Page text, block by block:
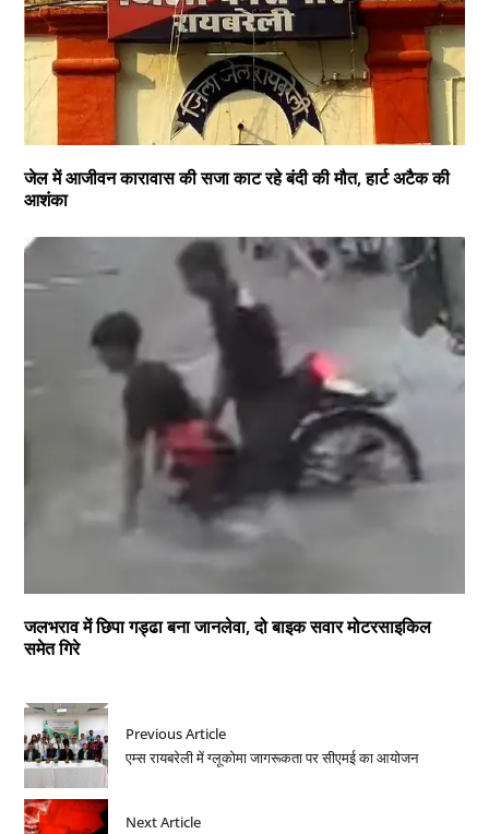
जेल में आजीवन कारावास की सजा काट रहे बंदी की मौत, हार्ट अटैक की
आशंका
जलभराव में छिपा गड्ढा बना जानलेवा, दो बाइक सवार मोटरसाइकिल
समेत गिरे
Previous Article
एम्स रायबरेली में ग्लूकोमा जागरूकता पर सीएमई का आयोजन
Next Article